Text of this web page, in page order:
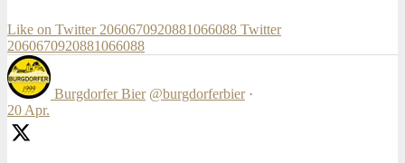
Like on Twitter 2060670920881066088 Twitter
2060670920881066088
Burgdorfer Bier @burgdorferbier ·
20 Apr.